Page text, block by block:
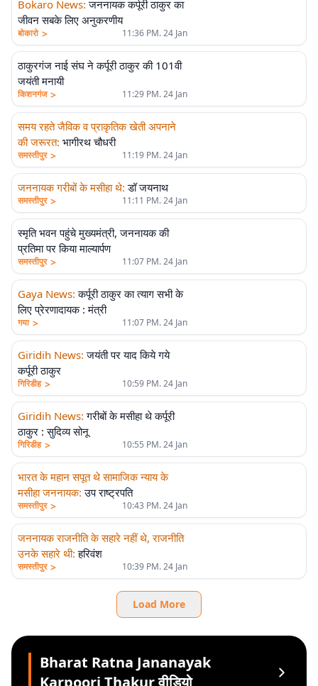
Bokaro News: जननायक कर्पूरी ठाकुर का
जीवन सबके लिए अनुकरणीय
बोकारो > 11:36 PM. 24 Jan
ठाकुरगंज नाई संघ ने कर्पूरी ठाकुर की 101वी
जयंती मनायी
किशनगंज > 11:29 PM. 24 Jan
समय रहते जैविक व प्राकृतिक खेती अपनाने
की जरूरत: भागीरथ चौधरी
समस्तीपुर > 11:19 PM. 24 Jan
जननायक गरीबों के मसीहा थे: डॉ जयनाथ
समस्तीपुर > 11:11 PM. 24 Jan
स्मृति भवन पहुंचे मुख्यमंत्री, जननायक की
प्रतिमा पर किया माल्यार्पण
समस्तीपुर > 11:07 PM. 24 Jan
Gaya News: कर्पूरी ठाकुर का त्याग सभी के
लिए प्रेरणादायक : मंत्री
गया > 11:07 PM. 24 Jan
Giridih News: जयंती पर याद किये गये
कर्पूरी ठाकुर
गिरिडीह > 10:59 PM. 24 Jan
Giridih News: गरीबों के मसीहा थे कर्पूरी
ठाकुर : सुदिव्य सोनू
गिरिडीह > 10:55 PM. 24 Jan
भारत के महान सपूत थे सामाजिक न्याय के
मसीहा जननायक: उप राष्ट्रपति
समस्तीपुर > 10:43 PM. 24 Jan
जननायक राजनीति के सहारे नहीं थे, राजनीति
उनके सहारे थी: हरिवंश
समस्तीपुर > 10:39 PM. 24 Jan
Load More
Bharat Ratna Jananayak
Karpoori Thakur वीडियो